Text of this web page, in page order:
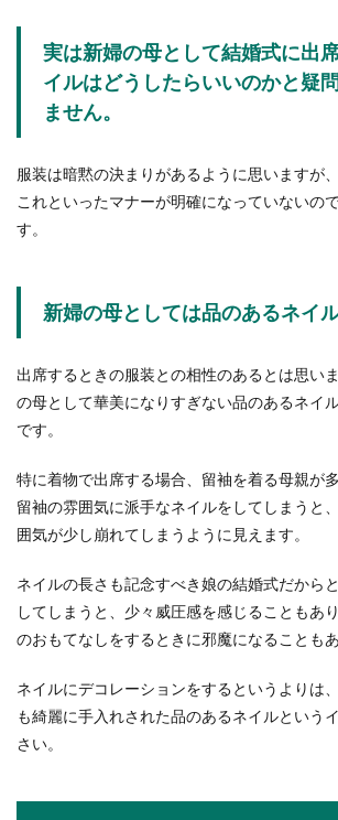
上達に繋がる動き
ダブルステニスの前衛はど
テニスを始めたばかりの初
んな練習メニューをこなせ
る投球方法を徹底解説
プロボウラーのフォームっ
すよね。でも素人がマネし
水泳の競泳の競技の
徴とルール
水泳の競泳の競技にはいろ
実は新婦の母として結婚式に出
イルはどうしたらいいのかと疑
ません。
服装は暗黙の決まりがあるように思いますが
これといったマナーが明確になっていないの
す。
新婦の母としては品のあるネイ
出席するときの服装との相性のあるとは思い
の母として華美になりすぎない品のあるネイ
です。
特に着物で出席する場合、留袖を着る母親が
留袖の雰囲気に派手なネイルをしてしまうと
囲気が少し崩れてしまうように見えます。
ネイルの長さも記念すべき娘の結婚式だから
してしまうと、少々威圧感を感じることもあ
のおもてなしをするときに邪魔になることもあ
ネイルにデコレーションをするというよりは
も綺麗に手入れされた品のあるネイルという
さい。